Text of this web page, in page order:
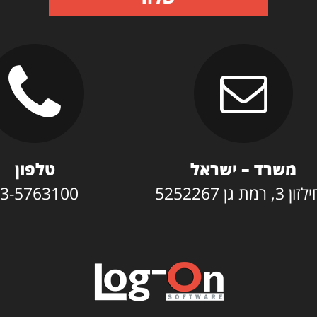
משרד – ישראל
גן 5252267
טלפון
5763100